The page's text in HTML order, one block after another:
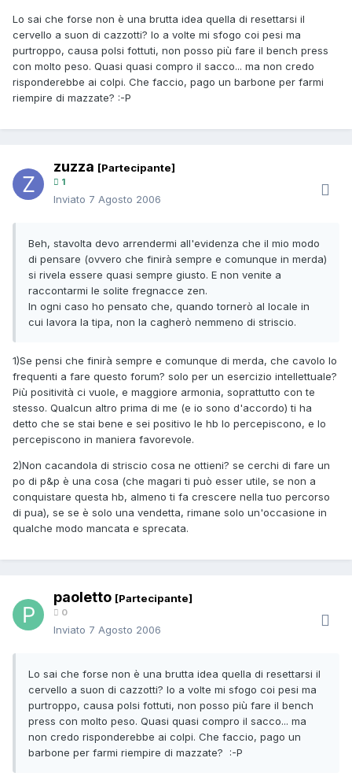
Lo sai che forse non è una brutta idea quella di resettarsi il
cervello a suon di cazzotti? Io a volte mi sfogo coi pesi ma
purtroppo, causa polsi fottuti, non posso più fare il bench press
con molto peso. Quasi quasi compro il sacco... ma non credo
risponderebbe ai colpi. Che faccio, pago un barbone per farmi
riempire di mazzate? :-P
zuzza [Partecipante]
1
Inviato 7 Agosto 2006
Beh, stavolta devo arrendermi all'evidenza che il mio modo
di pensare (ovvero che finirà sempre e comunque in merda)
si rivela essere quasi sempre giusto. E non venite a
raccontarmi le solite fregnacce zen.
In ogni caso ho pensato che, quando tornerò al locale in
cui lavora la tipa, non la cagherò nemmeno di striscio.
1)Se pensi che finirà sempre e comunque di merda, che cavolo lo
frequenti a fare questo forum? solo per un esercizio intellettuale?
Più positività ci vuole, e maggiore armonia, soprattutto con te
stesso. Qualcun altro prima di me (e io sono d'accordo) ti ha
detto che se stai bene e sei positivo le hb lo percepiscono, e lo
percepiscono in maniera favorevole.
2)Non cacandola di striscio cosa ne ottieni? se cerchi di fare un
po di p&p è una cosa (che magari ti può esser utile, se non a
conquistare questa hb, almeno ti fa crescere nella tuo percorso
di pua), se se è solo una vendetta, rimane solo un'occasione in
qualche modo mancata e sprecata.
paoletto [Partecipante]
0
Inviato 7 Agosto 2006
Lo sai che forse non è una brutta idea quella di resettarsi il
cervello a suon di cazzotti? Io a volte mi sfogo coi pesi ma
purtroppo, causa polsi fottuti, non posso più fare il bench
press con molto peso. Quasi quasi compro il sacco... ma
non credo risponderebbe ai colpi. Che faccio, pago un
barbone per farmi riempire di mazzate? :-P